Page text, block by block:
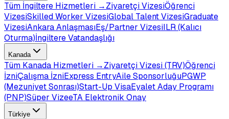
Tüm İngiltere Hizmetleri →Ziyaretçi VizesiÖğrenci
VizesiSkilled Worker VizesiGlobal Talent VizesiGraduate
VizesiAnkara AnlaşmasıEş/Partner VizesiILR (Kalıcı
Oturma)İngiltere Vatandaşlığı
Kanada
Tüm Kanada Hizmetleri →Ziyaretçi Vizesi (TRV)Öğrenci
İzniÇalışma İzniExpress EntryAile SponsorluğuPGWP
(Mezuniyet Sonrası)Start-Up VisaEyalet Aday Programı
(PNP)Süper VizeeTA Elektronik Onay
Türkiye